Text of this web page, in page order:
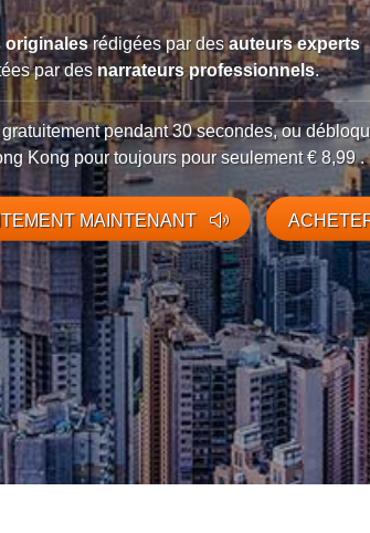
rédigées par desauteurs experts
par desnarrateurs professionnels.
pendant 30 secondes, ou
Kong pour toujours pour seulement € 8,99 .
MAINTENANT